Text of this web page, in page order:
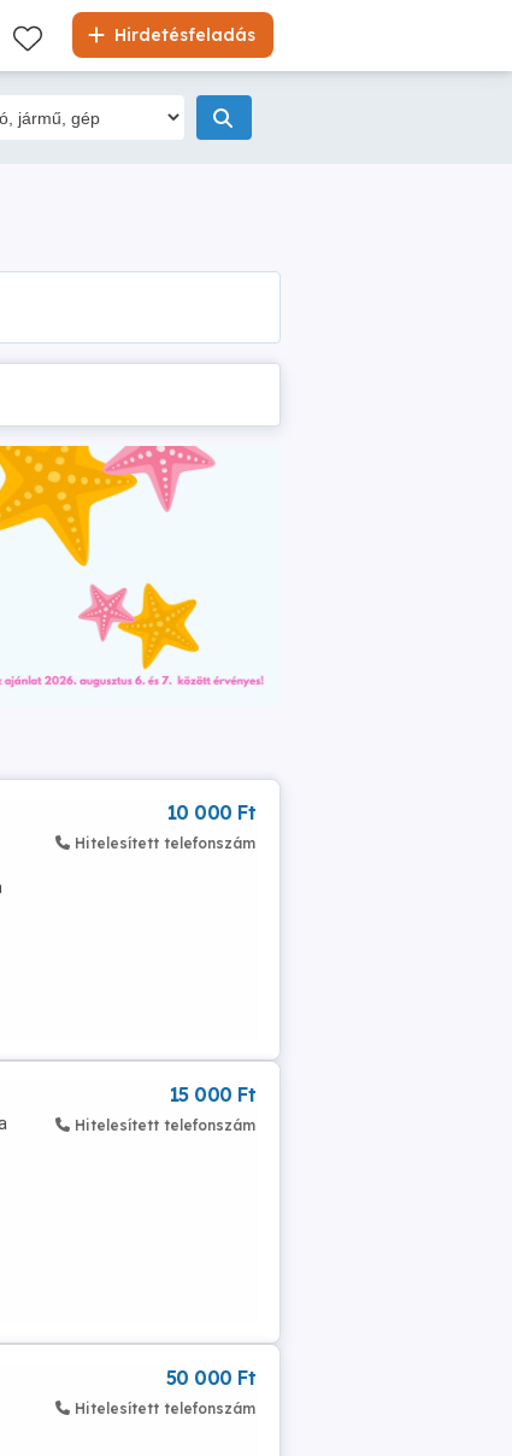
Hirdetésfeladás
10 000 Ft
Hitelesített telefonszám
15 000 Ft
Hitelesített telefonszám
50 000 Ft
Hitelesített telefonszám